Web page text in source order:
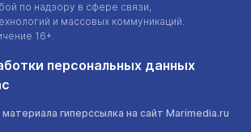
по надзору в сфере связи,
и массовых коммуникаций.
16+.
персональных данных
гиперссылка на сайт Marimedia.ru